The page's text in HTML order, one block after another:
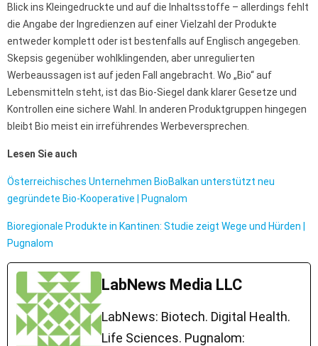
Blick ins Kleingedruckte und auf die Inhaltsstoffe – allerdings fehlt
die Angabe der Ingredienzen auf einer Vielzahl der Produkte
entweder komplett oder ist bestenfalls auf Englisch angegeben.
Skepsis gegenüber wohlklingenden, aber unregulierten
Werbeaussagen ist auf jeden Fall angebracht. Wo „Bio“ auf
Lebensmitteln steht, ist das Bio-Siegel dank klarer Gesetze und
Kontrollen eine sichere Wahl. In anderen Produktgruppen hingegen
bleibt Bio meist ein irreführendes Werbeversprechen.
Lesen Sie auch
Österreichisches Unternehmen BioBalkan unterstützt neu
gegründete Bio-Kooperative | Pugnalom
Bioregionale Produkte in Kantinen: Studie zeigt Wege und Hürden |
Pugnalom
LabNews Media LLC
LabNews: Biotech. Digital Health.
Life Sciences. Pugnalom: